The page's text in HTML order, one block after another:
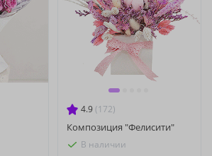
4.9 (172)
Композиция "Фелисити"
В наличии